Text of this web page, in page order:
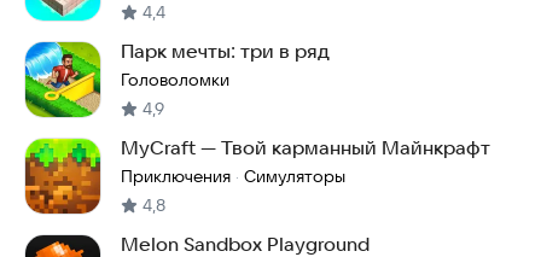
4,4
Парк мечты: три в ряд
Головоломки
4,9
MyCraft — Твой карманный Майнкрафт
Приключения · Симуляторы
4,8
Melon Sandbox Playground